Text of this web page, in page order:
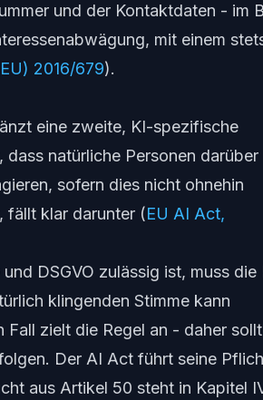
und der Kontaktdaten - im
mit einem
2016/679).
eine zweite, KI-spezifische
natürliche Personen darüber
sofern dies nicht ohnehin
fällt klar darunter (EU AI Act,
DSGVO zulässig ist, muss die
klingenden Stimme kann
zielt die Regel an - daher
Der AI Act führt seine
aus Artikel 50 steht in Kapitel